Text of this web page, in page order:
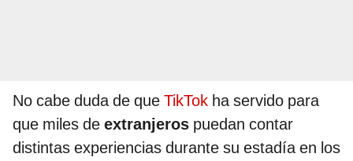
No cabe duda de que TikTok ha servido para
que miles de extranjeros puedan contar
distintas experiencias durante su estadía en los